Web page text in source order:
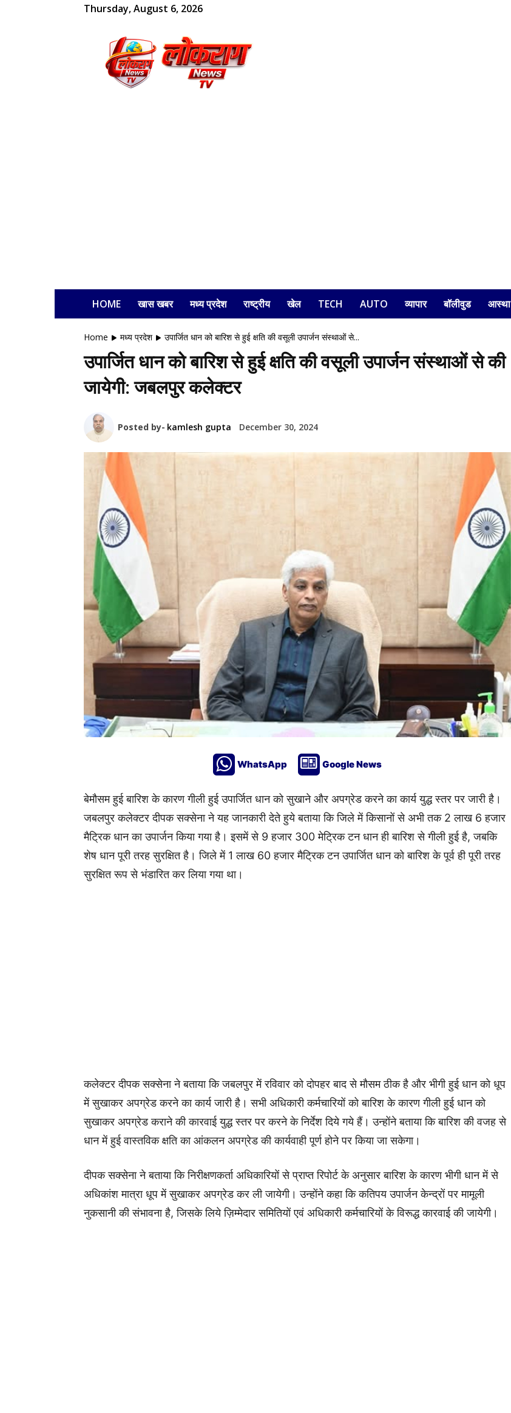
Thursday, August 6, 2026
लोकराग
HOME खास खबर मध्य प्रदेश राष्ट्रीय खेल TECH AUTO व्यापार बॉलीवुड आस्था
Home मध्य प्रदेश उपार्जित धान को बारिश से हुई क्षति की वसूली उपार्जन संस्थाओं से...
उपार्जित धान को बारिश से हुई क्षति की वसूली उपार्जन संस्थाओं से की
जायेगी: जबलपुर कलेक्‍टर
Posted by- kamlesh gupta December 30, 2024
WhatsApp Google News
बेमौसम हुई बारिश के कारण गीली हुई उपार्जित धान को सुखाने और अपग्रेड करने का कार्य युद्ध स्तर पर जारी है।
जबलपुर कलेक्टर दीपक सक्सेना ने यह जानकारी देते हुये बताया कि जिले में किसानों से अभी तक 2 लाख 6 हजार
मैट्रिक धान का उपार्जन किया गया है। इसमें से 9 हजार 300 मेट्रिक टन धान ही बारिश से गीली हुई है, जबकि
शेष धान पूरी तरह सुरक्षित है। जिले में 1 लाख 60 हजार मैट्रिक टन उपार्जित धान को बारिश के पूर्व ही पूरी तरह
सुरक्षित रूप से भंडारित कर लिया गया था।
कलेक्‍टर दीपक सक्‍सेना ने बताया कि जबलपुर में रविवार को दोपहर बाद से मौसम ठीक है और भीगी हुई धान को धूप
में सुखाकर अपग्रेड करने का कार्य जारी है। सभी अधिकारी कर्मचारियों को बारिश के कारण गीली हुई धान को
सुखाकर अपग्रेड कराने की कारवाई युद्ध स्तर पर करने के निर्देश दिये गये हैं। उन्‍होंने बताया कि बारिश की वजह से
धान में हुई वास्तविक क्षति का आंकलन अपग्रेड की कार्यवाही पूर्ण होने पर किया जा सकेगा।
दीपक सक्‍सेना ने बताया कि निरीक्षणकर्ता अधिकारियों से प्राप्त रिपोर्ट के अनुसार बारिश के कारण भीगी धान में से
अधिकांश मात्रा धूप में सुखाकर अपग्रेड कर ली जायेगी। उन्‍होंने कहा कि कतिपय उपार्जन केन्द्रों पर मामूली
नुकसानी की संभावना है, जिसके लिये ज़िम्मेदार समितियों एवं अधिकारी कर्मचारियों के विरूद्ध कारवाई की जायेगी।